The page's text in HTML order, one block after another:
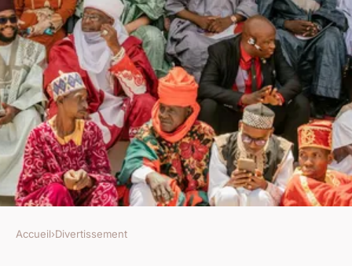
Accueil›Divertissement